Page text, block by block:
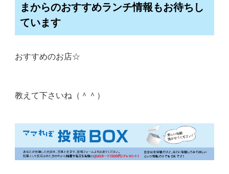
まからのおすすめランチ情報もお待ちし
ています
おすすめのお店☆
教えて下さいね（＾＾）